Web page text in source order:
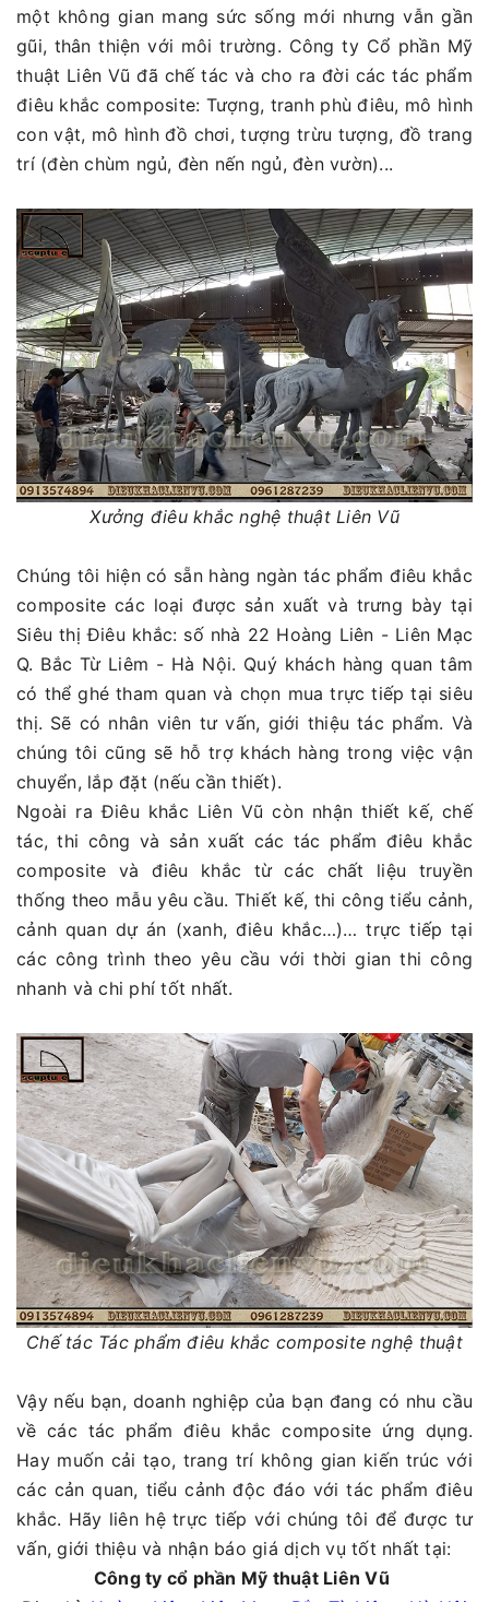
một không gian mang sức sống mới nhưng vẫn gần
gũi, thân thiện với môi trường. Công ty Cổ phần Mỹ
thuật Liên Vũ đã chế tác và cho ra đời các tác phẩm
điêu khắc composite: Tượng, tranh phù điêu, mô hình
con vật, mô hình đồ chơi, tượng trừu tượng, đồ trang
trí (đèn chùm ngủ, đèn nến ngủ, đèn vườn)...
Xưởng điêu khắc nghệ thuật Liên Vũ
Chúng tôi hiện có sẵn hàng ngàn tác phẩm điêu khắc
composite các loại được sản xuất và trưng bày tại
Siêu thị Điêu khắc: số nhà 22 Hoàng Liên - Liên Mạc
Q. Bắc Từ Liêm - Hà Nội. Quý khách hàng quan tâm
có thể ghé tham quan và chọn mua trực tiếp tại siêu
thị. Sẽ có nhân viên tư vấn, giới thiệu tác phẩm. Và
chúng tôi cũng sẽ hỗ trợ khách hàng trong việc vận
chuyển, lắp đặt (nếu cần thiết).
Ngoài ra Điêu khắc Liên Vũ còn nhận thiết kế, chế
tác, thi công và sản xuất các tác phẩm điêu khắc
composite và điêu khắc từ các chất liệu truyền
thống theo mẫu yêu cầu. Thiết kế, thi công tiểu cảnh,
cảnh quan dự án (xanh, điêu khắc…)… trực tiếp tại
các công trình theo yêu cầu với thời gian thi công
nhanh và chi phí tốt nhất.
Chế tác Tác phẩm điêu khắc composite nghệ thuật
Vậy nếu bạn, doanh nghiệp của bạn đang có nhu cầu
về các tác phẩm điêu khắc composite ứng dụng.
Hay muốn cải tạo, trang trí không gian kiến trúc với
các cản quan, tiểu cảnh độc đáo với tác phẩm điêu
khắc. Hãy liên hệ trực tiếp với chúng tôi để được tư
vấn, giới thiệu và nhận báo giá dịch vụ tốt nhất tại:
Công ty cổ phần Mỹ thuật Liên Vũ